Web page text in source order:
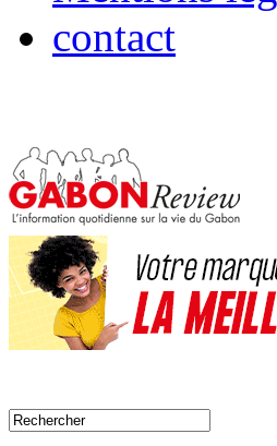
contact